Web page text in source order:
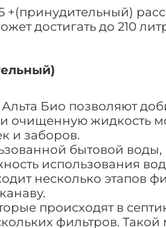
достигать до 210
Био позволяют
очищенную жидкость
и заборов.
бытовой
использования
несколько этапов
происходят в
фильтров. Такой